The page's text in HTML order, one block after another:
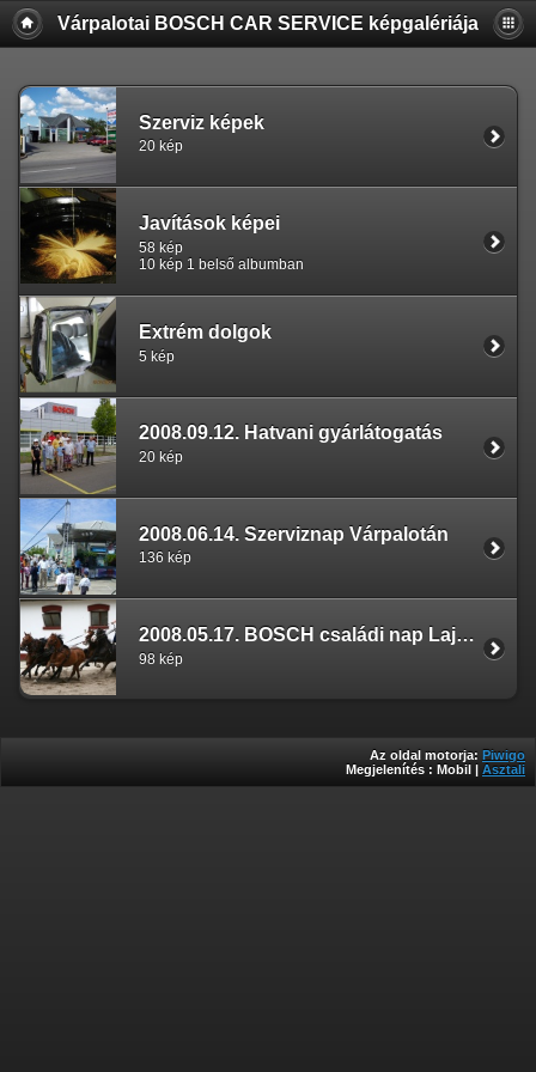
Várpalotai BOSCH CAR SERVICE képgalériája
Szerviz képek
20 kép
Javítások képei
58 kép
10 kép 1 belső albumban
Extrém dolgok
5 kép
2008.09.12. Hatvani gyárlátogatás
20 kép
2008.06.14. Szerviznap Várpalotán
136 kép
2008.05.17. BOSCH családi nap Lajosmizse
98 kép
Az oldal motorja: Piwigo
Megjelenítés : Mobil | Asztali